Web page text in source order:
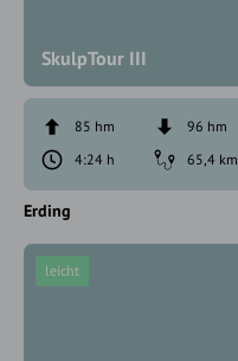
SkulpTour III
85 hm
96 hm
4:24 h
65,4 km
Erding
leicht